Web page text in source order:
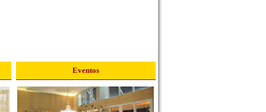
Eventos